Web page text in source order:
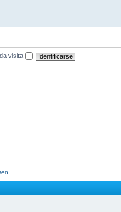
visita